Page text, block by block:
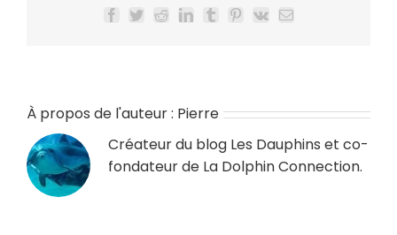
Facebook
TwitterRedditLinkedIn
TumblrPinterest
Vk Email
À propos de l'auteur : Pierre
Créateur du blog Les Dauphins et co-
fondateur de La Dolphin Connection.